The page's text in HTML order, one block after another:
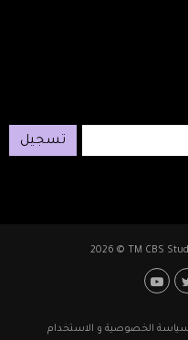
تسجيل
2026 © TM CBS
الخصوصية و الاستخدام